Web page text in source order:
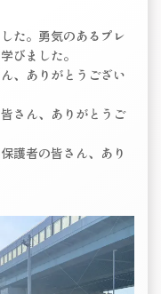
た。勇気のあるプレ
びました。
、ありがとうござい
さん、ありがとうご
護者の皆さん、あり